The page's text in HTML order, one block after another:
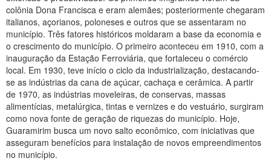
colônia Dona Francisca e eram alemães; posteriormente chegaram
italianos, açorianos, poloneses e outros que se assentaram no
município. Três fatores históricos moldaram a base da economia e
o crescimento do município. O primeiro aconteceu em 1910, com a
inauguração da Estação Ferroviária, que fortaleceu o comércio
local. Em 1930, teve início o ciclo da industrialização, destacando-
se as indústrias da cana de açúcar, cachaça e cerâmica. A partir
de 1970, as indústrias moveleiras, de conservas, massas
alimentícias, metalúrgica, tintas e vernizes e do vestuário, surgiram
como nova fonte de geração de riquezas do município. Hoje,
Guaramirim busca um novo salto econômico, com iniciativas que
asseguram benefícios para instalação de novos empreendimentos
no município.